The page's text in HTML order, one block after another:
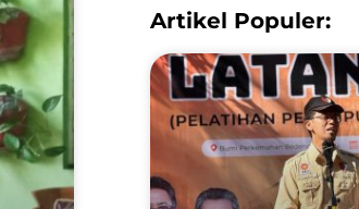
Artikel Populer: